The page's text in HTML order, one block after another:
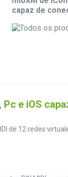
capaz de
e iOS
de 12 redes